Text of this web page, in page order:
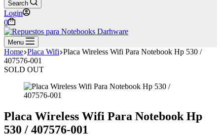
Search
Login
Shopping
cart
0
Menu
Home Placa Wifi Placa Wireless Wifi Para Notebook Hp 530 /
407576-001
SOLD OUT
Placa Wireless Wifi Para Notebook Hp
530 / 407576-001